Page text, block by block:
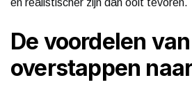
De voordelen van
overstappen